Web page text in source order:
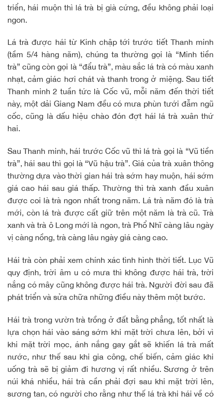
triển, hái muộn thì lá trà bị già cứng, đều không phải loại
ngon.
Lá trà được hái từ Kinh chập tới trước tiết Thanh minh
(tầm 5/4 hàng năm), chúng ta thường gọi là “Minh tiền
trà” cũng còn gọi là “đẩu trà”, màu sắc lá trà có màu xanh
nhạt, cảm giác hơi chát và thanh trong ở miệng. Sau tiết
Thanh minh 2 tuần tức là Cốc vũ, mỗi năm đến thời tiết
này, một dải Giang Nam đều có mưa phùn tưới đẫm ngũ
cốc, cũng là dấu hiệu chào đón đợt hái lá trà xuân thứ
hai.
Sau Thanh minh, hái trước Cốc vũ thì lá trà gọi là “Vũ tiền
trà”, hái sau thì gọi là “Vũ hậu trà”. Giá của trà xuân thông
thường dựa vào thời gian hái trà sớm hay muộn, hái sớm
giá cao hái sau giá thấp. Thường thì trà xanh đầu xuân
được coi là trà ngon nhất trong năm. Lá trà năm đó là trà
mới, còn lá trà được cất giữ trên một năm là trà cũ. Trà
xanh và trà ô Long mới là ngon, trà Phổ Nhĩ càng lâu ngày
vị càng nồng, trà càng lâu ngày giá càng cao.
Hái trà còn phải xem chính xác tình hình thời tiết. Lục Vũ
quy định, trời âm u có mưa thì không được hái trà, trời
nắng có mây cũng không được hái trà. Người đời sau đã
phát triển và sửa chữa những điều này thêm một bước.
Hái trà trong vườn trà trồng ở đất bằng phẳng, tốt nhất là
lựa chọn hái vào sáng sớm khi mặt trời chưa lên, bởi vì
khi mặt trời mọc, ánh nắng gay gắt sẽ khiến lá trà mất
nước, như thế sau khi gia công, chế biến, cảm giác khi
uống trà sẽ bị giảm đi hương vị rất nhiều. Sương ở trên
núi khá nhiều, hái trà cần phải đợi sau khi mặt trời lên,
sương tan, có người cho rằng như thế lá trà khi hái về có